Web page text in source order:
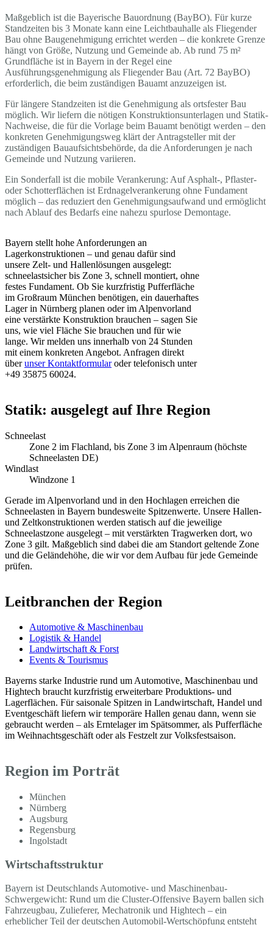
Maßgeblich ist die Bayerische Bauordnung (BayBO). Für kurze
Standzeiten bis 3 Monate kann eine Leichtbauhalle als Fliegender
Bau ohne Baugenehmigung errichtet werden – die konkrete Grenze
hängt von Größe, Nutzung und Gemeinde ab. Ab rund 75 m²
Grundfläche ist in Bayern in der Regel eine
Ausführungsgenehmigung als Fliegender Bau (Art. 72 BayBO)
erforderlich, die beim zuständigen Bauamt anzuzeigen ist.
Für längere Standzeiten ist die Genehmigung als ortsfester Bau
möglich. Wir liefern die nötigen Konstruktionsunterlagen und Statik-
Nachweise, die für die Vorlage beim Bauamt benötigt werden – den
konkreten Genehmigungsweg klärt der Antragsteller mit der
zuständigen Bauaufsichtsbehörde, da die Anforderungen je nach
Gemeinde und Nutzung variieren.
Ein Sonderfall ist die mobile Verankerung: Auf Asphalt-, Pflaster-
oder Schotterflächen ist Erdnagelverankerung ohne Fundament
möglich – das reduziert den Genehmigungsaufwand und ermöglicht
nach Ablauf des Bedarfs eine nahezu spurlose Demontage.
Bayern stellt hohe Anforderungen an
Lagerkonstruktionen – und genau dafür sind
unsere Zelt- und Hallenlösungen ausgelegt:
schneelastsicher bis Zone 3, schnell montiert, ohne
festes Fundament. Ob Sie kurzfristig Pufferfläche
im Großraum München benötigen, ein dauerhaftes
Lager in Nürnberg planen oder im Alpenvorland
eine verstärkte Konstruktion brauchen – sagen Sie
uns, wie viel Fläche Sie brauchen und für wie
lange. Wir melden uns innerhalb von 24 Stunden
mit einem konkreten Angebot. Anfragen direkt
überunser Kontaktformularoder telefonisch unter
+49 35875 60024.
Statik: ausgelegt auf Ihre Region
Schneelast
Zone 2 im Flachland, bis Zone 3 im Alpenraum (höchste
Schneelasten DE)
Windlast
Windzone 1
Gerade im Alpenvorland und in den Hochlagen erreichen die
Schneelasten in Bayern bundesweite Spitzenwerte. Unsere Hallen-
und Zeltkonstruktionen werden statisch auf die jeweilige
Schneelastzone ausgelegt – mit verstärkten Tragwerken dort, wo
Zone 3 gilt. Maßgeblich sind dabei die am Standort geltende Zone
und die Geländehöhe, die wir vor dem Aufbau für jede Gemeinde
prüfen.
Leitbranchen der Region
Automotive & Maschinenbau
Logistik & Handel
Landwirtschaft & Forst
Events & Tourismus
Bayerns starke Industrie rund um Automotive, Maschinenbau und
Hightech braucht kurzfristig erweiterbare Produktions- und
Lagerflächen. Für saisonale Spitzen in Landwirtschaft, Handel und
Eventgeschäft liefern wir temporäre Hallen genau dann, wenn sie
gebraucht werden – als Erntelager im Spätsommer, als Pufferfläche
im Weihnachtsgeschäft oder als Festzelt zur Volksfestsaison.
Region im Porträt
München
Nürnberg
Augsburg
Regensburg
Ingolstadt
Wirtschaftsstruktur
Bayern ist Deutschlands Automotive- und Maschinenbau-
Schwergewicht: Rund um die Cluster-Offensive Bayern ballen sich
Fahrzeugbau, Zulieferer, Mechatronik und Hightech – ein
erheblicher Teil der deutschen Automobil-Wertschöpfung entsteht